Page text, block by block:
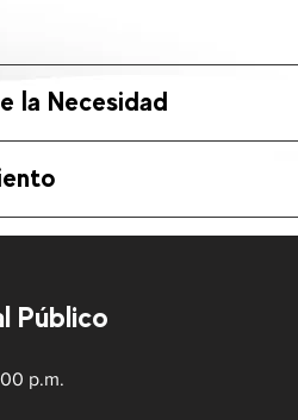
la Necesidad
Público
p.m.